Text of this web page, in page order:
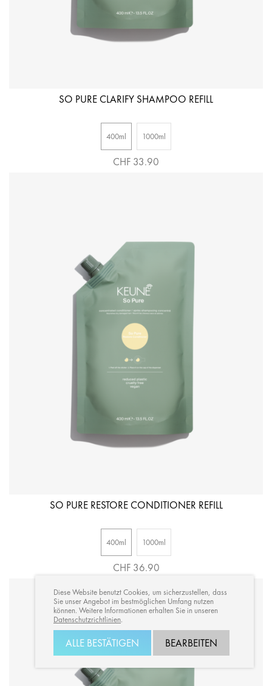
SO PURE CLARIFY SHAMPOO REFILL
400ml 1000ml
CHF 33.90
SO PURE RESTORE CONDITIONER REFILL
400ml 1000ml
CHF 36.90
Diese Website benutzt Cookies, um sicherzustellen, dass
Sie unser Angebot im bestmöglichen Umfang nutzen
können. Weitere Informationen erhalten Sie in unseren
Datenschutzrichtlinien.
ALLE BESTÄTIGEN BEARBEITEN